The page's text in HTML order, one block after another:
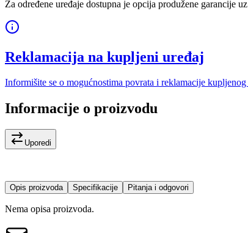
Za određene uređaje dostupna je opcija produžene garancije
Reklamacija na kupljeni uređaj
Informišite se o mogućnostima povrata i reklamacije kupljenog
Informacije o proizvodu
Uporedi
Opis proizvoda Specifikacije Pitanja i odgovori
Nema opisa proizvoda.